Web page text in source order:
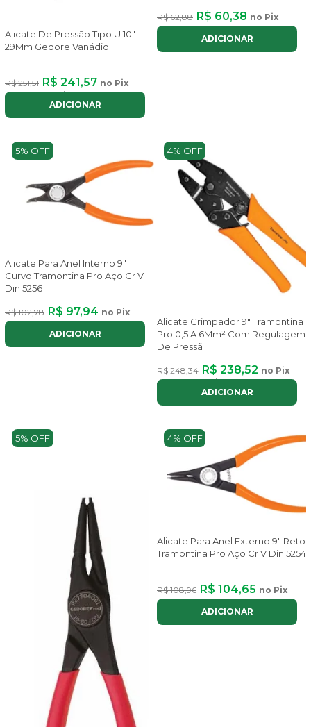
Alicate De Pressão Tipo U 10"
29Mm Gedore Vanádio
R$ 251,51 R$ 241,57 no Pix
ou até
ADICIONAR
R$ 62,88 R$ 60,38 no Pix
ADICIONAR
5% OFF
Alicate Para Anel Interno 9"
Curvo Tramontina Pro Aço Cr V
Din 5256
R$ 102,78 R$ 97,94 no Pix
ADICIONAR
4% OFF
Alicate Crimpador 9" Tramontina
Pro 0,5 A 6Mm² Com Regulagem
De Pressã
R$ 248,34 R$ 238,52 no Pix
ou até2xdeR$ 134,23com juros
ADICIONAR
5% OFF 4% OFF
Alicate Para Anel Externo 9" Reto
Tramontina Pro Aço Cr V Din 5254
R$ 108,96 R$ 104,65 no Pix
ADICIONAR